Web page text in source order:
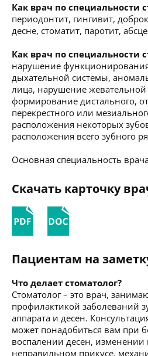
Как врач по специальности
периодонтит, гингивит,
десне, стоматит, паротит,
Как врач по специальности
нарушение
дыхательной системы,
лица, нарушение
формирование дистального,
перекрестного или
расположения некоторых
расположения всего зубного
Основная специальность
Скачать карточку
Пациентам на
Что делает стоматолог?
Стоматолог – это врач,
профилактикой заболеваний
аппарата и десен.
может понадобиться вам при
воспалении десен, изменении
неправильном прикусе,